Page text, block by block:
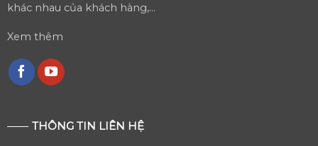
khác nhau của khách hàng,...
Xem thêm
THÔNG TIN LIÊN HỆ